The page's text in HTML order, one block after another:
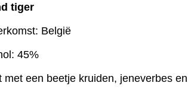
tiger
België
45%
een beetje kruiden, jeneverbes en